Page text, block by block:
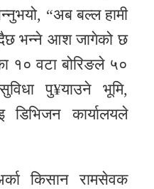
“अब बल्ल हामी
भन्ने आश जागेको छ
१० वटा बोरिङले ५०
पु¥याउने भूमि,
कार्यालयले
किसान रामसेवक